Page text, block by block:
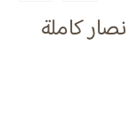
كاملة